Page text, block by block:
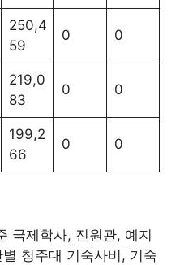
250,4
59
0 0
219,0
83
0 0
199,2
66
0 0
국제학사, 진원관, 예지
청주대 기숙사비, 기숙